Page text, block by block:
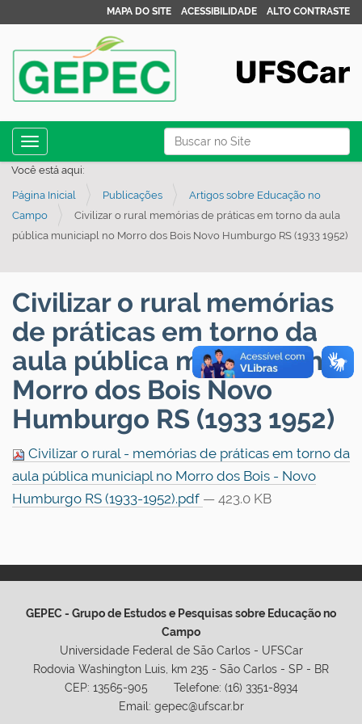
Busca
Busca Avançada…
MAPA DO SITE ACESSIBILIDADE ALTO CONTRASTE
Toggle navigation
Você está aqui:
Página Inicial Publicações
Artigos sobre Educação no
Campo
Civilizar o rural memórias de práticas em torno da aula
pública municiapl no Morro dos Bois Novo Humburgo RS (1933 1952)
Civilizar o rural memórias
de práticas em torno da
aula pública municiapl no
Morro dos Bois Novo
Humburgo RS (1933 1952)
Civilizar o rural - memórias de práticas em torno da
aula pública municiapl no Morro dos Bois - Novo
Humburgo RS (1933-1952).pdf — 423.0 KB
GEPEC - Grupo de Estudos e Pesquisas sobre Educação no
Campo
Universidade Federal de São Carlos - UFSCar
Rodovia Washington Luis, km 235 - São Carlos - SP - BR
CEP: 13565-905 Telefone: (16) 3351-8934
Email: gepec@ufscar.br